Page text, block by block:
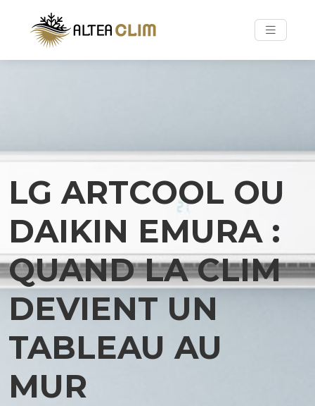
LG ARTCOOL OU
DAIKIN EMURA :
QUAND LA CLIM
DEVIENT UN
TABLEAU AU
MUR